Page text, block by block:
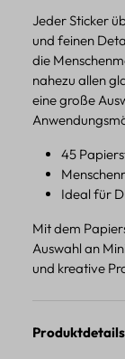
Jeder Sticker
und feinen
die
nahezu allen
eine große
45
Ideal für
Mit dem
Auswahl an
und kreative
Produktdetails